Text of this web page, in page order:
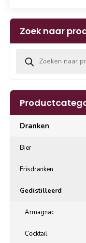
Zoek naar
Dranken
Bier
Frisdranken
Gedistilleerd
Armagnac
Cocktail